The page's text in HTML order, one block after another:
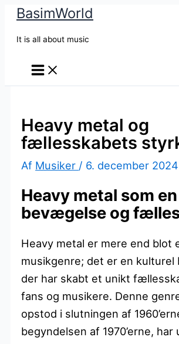
BasimWorld
It is all about music
Heavy metal og
fællesskabets
Af Musiker / 6. december 2024
Heavy metal som
bevægelse og
Heavy metal er mere end blot
musikgenre; det er en
der har skabt et unikt
fans og musikere. Denne
opstod i slutningen af
begyndelsen af 1970’erne, har